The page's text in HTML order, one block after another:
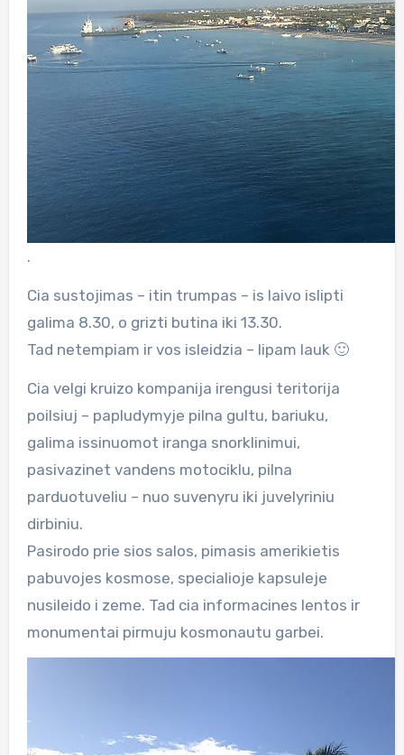
.
Cia sustojimas – itin trumpas – is laivo islipti
galima 8.30, o grizti butina iki 13.30.
Tad netempiam ir vos isleidzia – lipam lauk 🙂
Cia velgi kruizo kompanija irengusi teritorija
poilsiuj – papludymyje pilna gultu, bariuku,
galima issinuomot iranga snorklinimui,
pasivazinet vandens motociklu, pilna
parduotuveliu – nuo suvenyru iki juvelyriniu
dirbiniu.
Pasirodo prie sios salos, pimasis amerikietis
pabuvojes kosmose, specialioje kapsuleje
nusileido i zeme. Tad cia informacines lentos ir
monumentai pirmuju kosmonautu garbei.